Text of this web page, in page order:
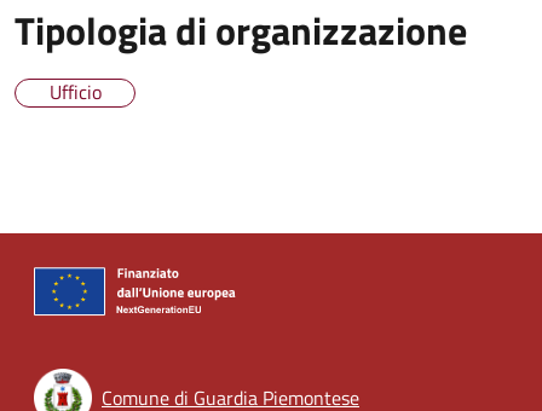
Tipologia di organizzazione
Ufficio
Comune di Guardia Piemontese